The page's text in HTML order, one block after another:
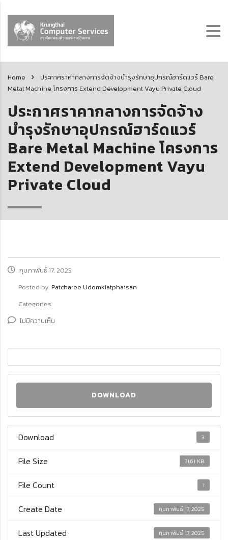
Home
ประกาศราคากลางการจัดจ้างบำรุงรักษาอุปกรณ์ฮาร์ดแวร์ Bare
Metal Machine โครงการ Extend Development Vayu Private Cloud
ประกาศราคากลางการจัดจ้าง
บำรุงรักษาอุปกรณ์ฮาร์ดแวร์
Bare Metal Machine โครงการ
Extend Development Vayu
Private Cloud
กุมภาพันธ์ 17, 2025
Posted by:Patcharee Udomkiatphaisan
Categories:
ไม่มีความเห็น
DOWNLOAD
Download 3
File Size 71.61 KB
File Count 1
Create Date กุมภาพันธ์ 17, 2025
Last Updated กุมภาพันธ์ 17, 2025